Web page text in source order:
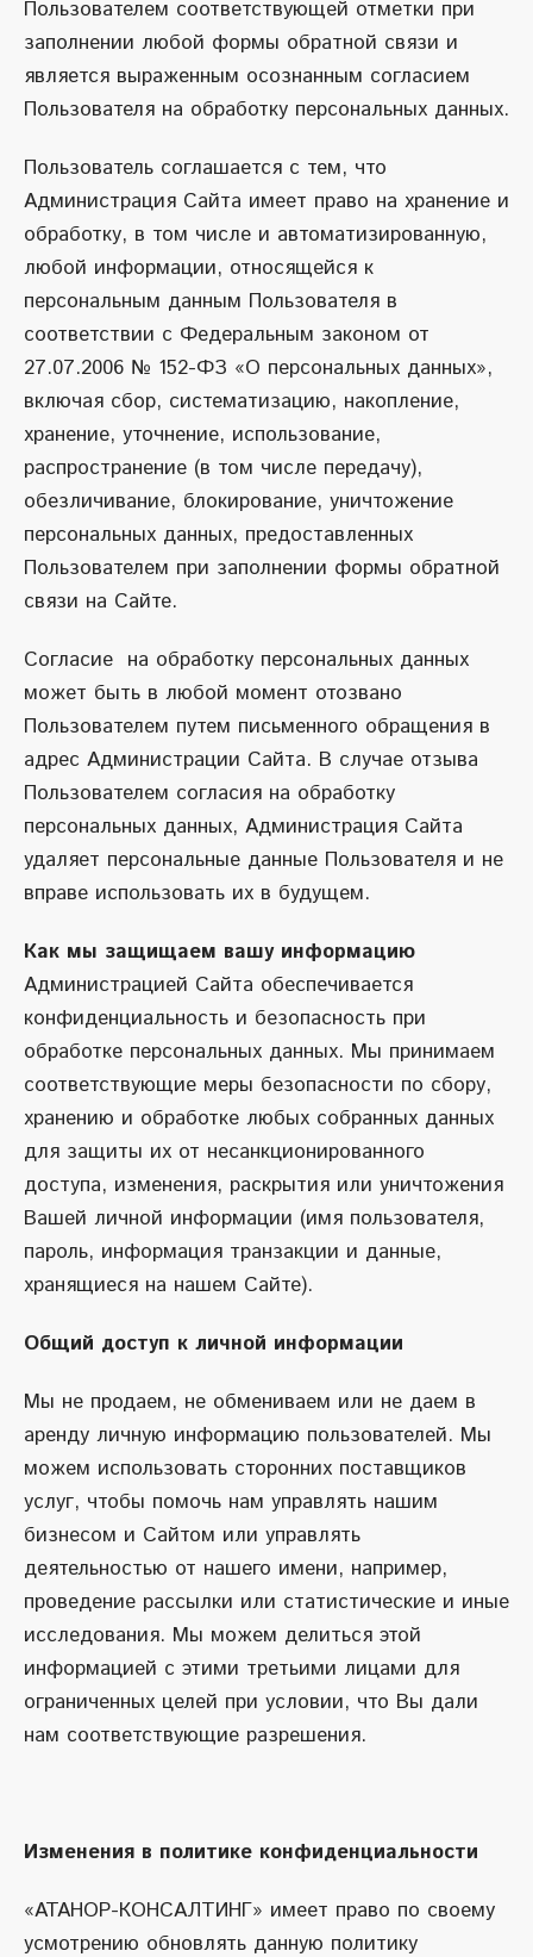
Пользователем соответствующей отметки при
заполнении любой формы обратной связи и
является выраженным осознанным согласием
Пользователя на обработку персональных данных.
Пользователь соглашается с тем, что
Администрация Сайта имеет право на хранение и
обработку, в том числе и автоматизированную,
любой информации, относящейся к
персональным данным Пользователя в
соответствии с Федеральным законом от
27.07.2006 № 152-ФЗ «О персональных данных»,
включая сбор, систематизацию, накопление,
хранение, уточнение, использование,
распространение (в том числе передачу),
обезличивание, блокирование, уничтожение
персональных данных, предоставленных
Пользователем при заполнении формы обратной
связи на Сайте.
Согласие на обработку персональных данных
может быть в любой момент отозвано
Пользователем путем письменного обращения в
адрес Администрации Сайта. В случае отзыва
Пользователем согласия на обработку
персональных данных, Администрация Сайта
удаляет персональные данные Пользователя и не
вправе использовать их в будущем.
Как мы защищаем вашу информацию
Администрацией Сайта обеспечивается
конфиденциальность и безопасность при
обработке персональных данных. Мы принимаем
соответствующие меры безопасности по сбору,
хранению и обработке любых собранных данных
для защиты их от несанкционированного
доступа, изменения, раскрытия или уничтожения
Вашей личной информации (имя пользователя,
пароль, информация транзакции и данные,
хранящиеся на нашем Сайте).
Общий доступ к личной информации
Мы не продаем, не обмениваем или не даем в
аренду личную информацию пользователей. Мы
можем использовать сторонних поставщиков
услуг, чтобы помочь нам управлять нашим
бизнесом и Сайтом или управлять
деятельностью от нашего имени, например,
проведение рассылки или статистические и иные
исследования. Мы можем делиться этой
информацией с этими третьими лицами для
ограниченных целей при условии, что Вы дали
нам соответствующие разрешения.
Изменения в политике конфиденциальности
«АТАНОР-КОНСАЛТИНГ» имеет право по своему
усмотрению обновлять данную политику